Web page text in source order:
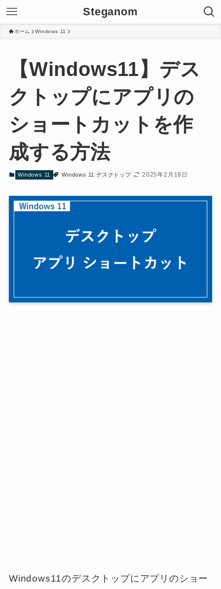
Steganom
ホーム Windows 11
【Windows11】デス
クトップにアプリの
ショートカットを作
成する方法
Windows 11 Windows 11 デスクトップ 2025年2月18日
Windows11のデスクトップにアプリのショー